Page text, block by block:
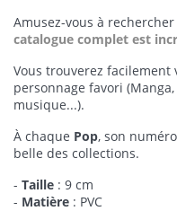
Amusez-vous à
catalogue complet est
Vous trouverez
personnage favori
musique...).
À chaque Pop, son
belle des collections.
- Taille : 9 cm
- Matière : PVC